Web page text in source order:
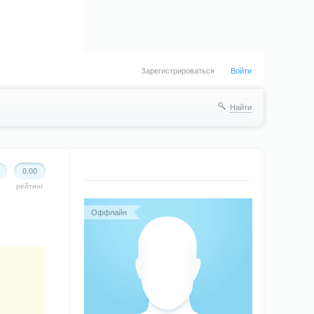
Зарегистрироваться Войти
Найти
Оффлайн
0.00
рейтинг